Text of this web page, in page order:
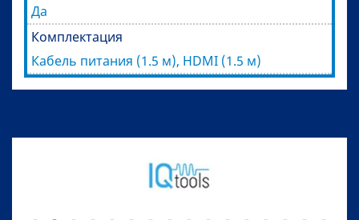
Да
Комплектация
Кабель питания (1.5 м), HDMI (1.5 м)